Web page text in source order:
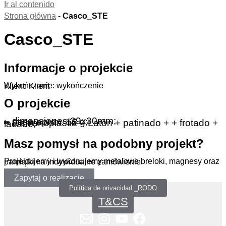
Ir al contenido
Strona główna - Casco_STE
Casco_STE
Informacje o projekcie
Wykończenie: wykończenie
Klient: Klient
O projekcie
– dimensiones 39x30mm;
– peso aprox. 16 g;
– Galvanoplastia – Latón + patinado + + frotado + lacado;
Masz pomysł na podobny projekt?
Projektujemy i wykonujemy metalowe breloki, magnesy oraz pamiątki na indywidualne zamówienie.
Zapytaj o realizację
Política de privacidad _RODO
T&CS